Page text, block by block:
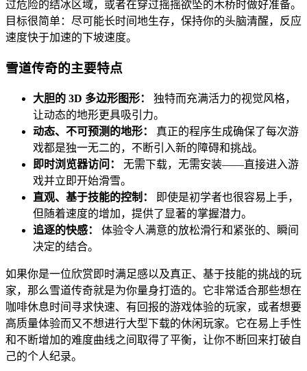
过危险的结冰区域，或者在穿过摇摇欲坠的木桥时做好准备。
目标很简单：尽可能长时间地生存，保持你的头脑清醒，反应
速度快于加速的下坡速度。
雪道传奇的主要特点
大胆的 3D 多边形图形：
独特而充满活力的视觉风格，
让动态的地形更具吸引力。
动态、不可预测的地形：
真正的程序生成确保了每次游
戏都是独一无二的，不断引入新的障碍和挑战。
即时浏览器访问：
无需下载，无需安装——直接进入游
戏并立即开始滑雪。
直观、基于技能的控制：
即使是初学者也很容易上手，
但随着速度的增加，提供了显著的掌握潜力。
追逐的快感：
体验令人满意的放松滑行和紧张的、瞬间
决定的结合。
如果你是一位欣赏即时满足感以及真正、基于技能的挑战的玩
家，那么雪道传奇就是为你量身打造的。它非常适合那些想在
咖啡休息时间寻求快速、有回报的游戏体验的玩家，或者想要
高质量体验而又不想进行大型下载的休闲玩家。它在易上手性
和不断增加的难度曲线之间取得了平衡，让你不断回来打破自
己的个人纪录。